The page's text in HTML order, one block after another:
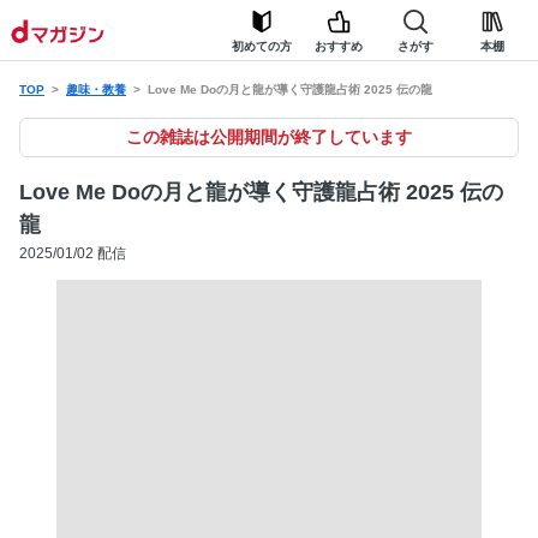
初めての方 おすすめ さがす 本棚
TOP 趣味・教養 Love Me Doの月と龍が導く守護龍占術 2025 伝の龍
この雑誌は公開期間が終了しています
Love Me Doの月と龍が導く守護龍占術 2025 伝の
龍
2025/01/02 配信